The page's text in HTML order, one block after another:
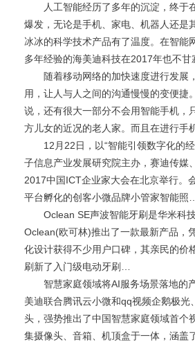
人工智能经历了多年的沉淀，终于
爆发，无论是手机、家电、机器人还是
冰冰的科学技术产品有了温度。在智能
多年经验的海美迪科技在2017年也不甘
随着移动网络的加快速度进行发展
用，让人与人之间的沟通慢慢的变便捷
说，还有很大一部分不会用智能手机，
方儿女的近况的老人家。而且在进行手
12月22日，以“智能引领数字化的经
子信息产业发展研究院主办，赛迪传媒
2017中国ICT企业家大会在北京举行。
平台孵化的创客小微品牌小管家智能照…
Oclean SE声波智能牙刷是华米科技
Oclean(欧可林)推出了一款最新产品，
化设计获得不少用户口碑，其亲民的价
刷新了入门级电动牙刷…
智慧家庭领域将AI服务场景落地的
美迪联合腾讯云小微和qq视频企鹅极光
头，强势推出了中国智慧家庭领域首个
集摄像头、音箱、机顶盒于一体，涵盖